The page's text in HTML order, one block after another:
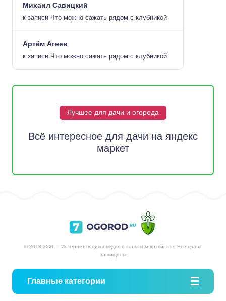
Михаил Савицкий
к записи Что можно сажать рядом с клубникой
Артём Агеев
к записи Что можно сажать рядом с клубникой
Лучшее для дачи и огорода
Всё интересное для дачи на яндекс
маркет
© 2018-2026 – Интернет-энциклопедия о сельском хозяйстве. Все права
защищены
Главные категории